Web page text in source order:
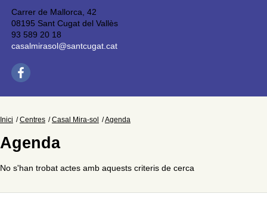
Carrer de Mallorca, 42
08195 Sant Cugat del Vallès
93 589 20 18
casalmirasol@santcugat.cat
Inici Centres Casal Mira-sol Agenda
Agenda
No s'han trobat actes amb aquests criteris de cerca